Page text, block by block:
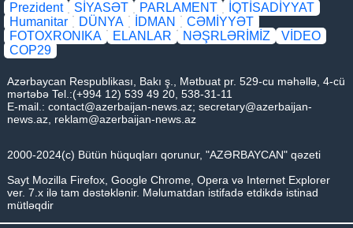
Prezident SİYASƏT PARLAMENT
İQTİSADİYYAT
Humanitar
DÜNYA İDMAN
CƏMİYYƏT
FOTOXRONIKA
ELANLAR NƏŞRLƏRİMİZ
VİDEO
COP29
Azərbaycan Respublikası, Bakı ş., Mətbuat pr. 529-cu məhəllə, 4-cü
mərtəbə Tel.:(+994 12) 539 49 20, 538-31-11
E-mail.: contact@azerbaijan-news.az; secretary@azerbaijan-
news.az, reklam@azerbaijan-news.az
2000-2024(c) Bütün hüquqları qorunur, "AZƏRBAYCAN" qəzeti
Sayt Mozilla Firefox, Google Chrome, Opera və Internet Explorer
ver. 7.x ilə tam dəstəklənir. Məlumatdan istifadə etdikdə istinad
mütləqdir